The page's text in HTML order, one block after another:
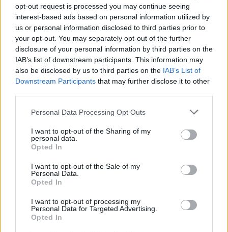
opt-out request is processed you may continue seeing
interest-based ads based on personal information utilized by
us or personal information disclosed to third parties prior to
your opt-out. You may separately opt-out of the further
disclosure of your personal information by third parties on the
IAB’s list of downstream participants. This information may
also be disclosed by us to third parties on the IAB’s List of
Downstream Participants that may further disclose it to other
Personal Data Processing Opt Outs
I want to opt-out of the Sharing of my
personal data.
Opted In
I want to opt-out of the Sale of my
Personal Data.
Opted In
I want to opt-out of processing my
Personal Data for Targeted Advertising.
Opted In